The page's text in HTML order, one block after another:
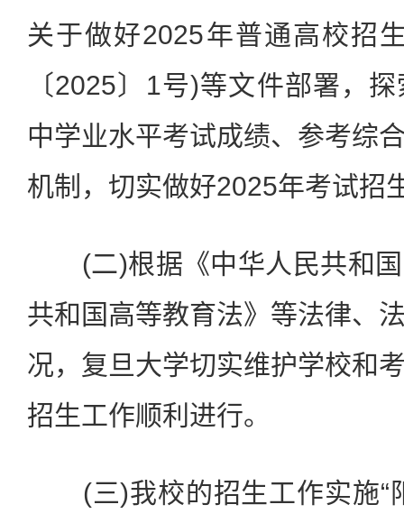
关于做好2025年普通高校招
〔2025〕1号)等文件部署，
中学业水平考试成绩、参考综
机制，切实做好2025年考试招
(二)根据《中华人民共和国
共和国高等教育法》等法律、
况，复旦大学切实维护学校和
招生工作顺利进行。
(三)我校的招生工作实施“